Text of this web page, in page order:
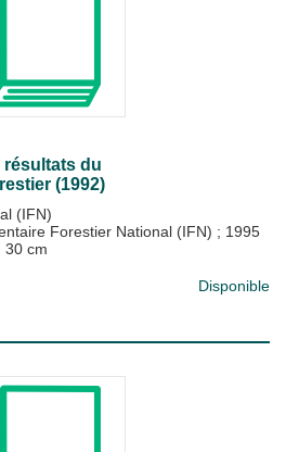
résultats du
(1992)
(IFN)
Forestier National (IFN) ; 1995
30 cm
Disponible